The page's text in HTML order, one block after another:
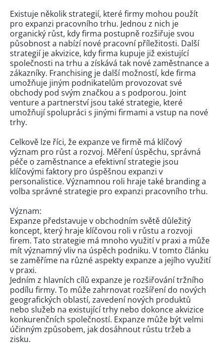
Existuje několik strategií, které firmy mohou použít
pro expanzi pracovního trhu. Jednou z nich je
organický růst, kdy firma postupně rozšiřuje svou
působnost a nabízí nové pracovní příležitosti. Další
strategií je akvizice, kdy firma kupuje již existující
společnosti na trhu a získává tak nové zaměstnance a
zákazníky. Franchising je další možností, kde firma
umožňuje jiným podnikatelům provozovat své
obchody pod svým značkou a s podporou. Joint
venture a partnerství jsou také strategie, které
umožňují spolupráci s jinými firmami a vstup na nové
trhy.
Celkově lze říci, že expanze ve firmě má klíčový
význam pro růst a rozvoj. Měření úspěchu, správná
péče o zaměstnance a efektivní strategie jsou
klíčovými faktory pro úspěšnou expanzi v
personalistice. Významnou roli hraje také branding a
volba správné strategie pro expanzi pracovního trhu.
Význam:
Expanze představuje v obchodním světě důležitý
koncept, který hraje klíčovou roli v růstu a rozvoji
firem. Tato strategie má mnoho využití v praxi a může
mít významný vliv na úspěch podniku. V tomto článku
se zaměříme na různé aspekty expanze a jejího využití
v praxi.
Jedním z hlavních cílů expanze je rozšiřování tržního
podílu firmy. To může zahrnovat rozšíření do nových
geografických oblastí, zavedení nových produktů
nebo služeb na existující trhy nebo dokonce akvizice
konkurenčních společností. Expanze může být velmi
účinným způsobem, jak dosáhnout růstu tržeb a
zisku.